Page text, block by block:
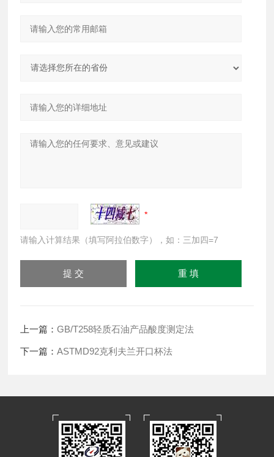
请输入计算结果（填写阿拉伯数字），如：三加四=7
上一篇：GB/T258轻质石油产品酸度测定法
下一篇：ASTMD92克利夫兰开口杯法